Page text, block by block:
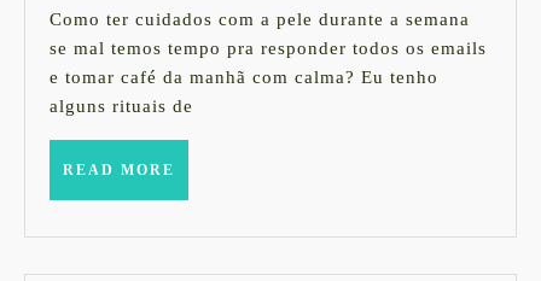
DO
ROSTO
PRA
NÃO
TEM
TEMPO
de
2018
Como ter cuidados com a pele durante a semana
se mal temos tempo pra responder todos os emails
e tomar café da manhã com calma? Eu tenho
alguns rituais de
READ MORE